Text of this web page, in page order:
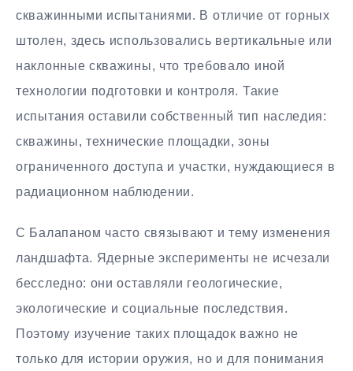
скважинными испытаниями. В отличие от горных
штолен, здесь использовались вертикальные или
наклонные скважины, что требовало иной
технологии подготовки и контроля. Такие
испытания оставили собственный тип наследия:
скважины, технические площадки, зоны
ограниченного доступа и участки, нуждающиеся в
радиационном наблюдении.
С Балапаном часто связывают и тему изменения
ландшафта. Ядерные эксперименты не исчезали
бесследно: они оставляли геологические,
экологические и социальные последствия.
Поэтому изучение таких площадок важно не
только для истории оружия, но и для понимания